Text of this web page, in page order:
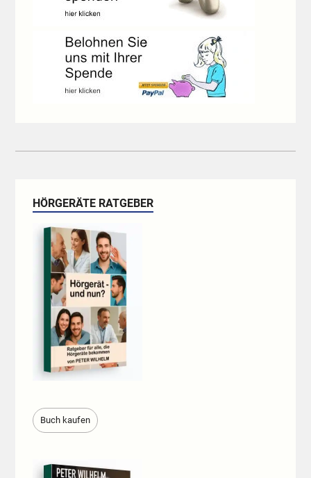
HÖRGERÄTE RATGEBER
Buch kaufen